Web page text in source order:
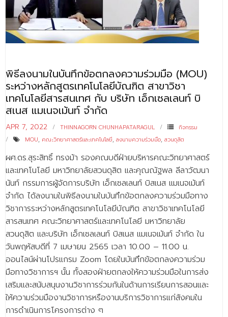
- โครงการบริหารจัดการพื้นที่ 10 ไร่ ด้านหลังโรงสีข้าว
สวนดุสิต จังหวัดปราจีนบุรี
- โครงการส่งเสริมการปลูกกล้วยเล็บมือนางฯ
- SDU Zero Waste
- งานวิจัย/นวัตกรรม
ติดต่อเรา
พิธีลงนามในบันทึกข้อตกลงความร่วมมือ (MOU)
ระหว่างหลักสูตรเทคโนโลยีบัณฑิต สาขาวิชา
เทคโนโลยีสารสนเทศ กับ บริษัท เอ็กเซลเลนท์ บิ
สเนส แมเนจเม้นท์ จำกัด
APR 7, 2022 THINNAGORN CHUNHAPATARAGUL
กิจกรรม
MOU, คณะวิทยาศาสตร์และเทคโนโลยี, ลงนามความร่วมมือ, สวนดุสิต
ผศ.ดร.สุระสิทธิ์ ทรงม้า รองคณบดีฝ่ายบริหารคณะวิทยาศาสตร์
และเทคโนโลยี มหาวิทยาลัยสวนดุสิต และคุณณัฐพล ลีลาวัฒนา
นันท์ กรรมการผู้จัดการบริษัท เอ็กเซลเลนท์ บิสเนส แมเนจเม้นท์
จำกัด ได้ลงนามในพิธีลงนามในบันทึกข้อตกลงความร่วมมือทาง
วิชาการระหว่างหลักสูตรเทคโนโลยีบัณฑิต สาขาวิชาเทคโนโลยี
สารสนเทศ คณะวิทยาศาสตร์และเทคโนโลยี มหาวิทยาลัย
สวนดุสิต และบริษัท เอ็กเซลเลนท์ บิสเนส แมเนจเม้นท์ จำกัด ใน
วันพฤหัสบดีที่ 7 เมษายน 2565 เวลา 10.00 – 11.00 น.
ออนไลน์ผ่านโปรแกรม Zoom โดยในบันทึกข้อตกลงความร่วม
มือทางวิชาการฯ นั้น ทั้งสองฝ่ายตกลงให้ความร่วมมือในการส่ง
เสริมและสนับสนุนงานวิชาการร่วมกันในด้านการเรียนการสอนและ
ให้ความร่วมมืองานวิชาการหรืองานบริการวิชาการแก่สังคมใน
การดำเนินการโครงการต่าง ๆ